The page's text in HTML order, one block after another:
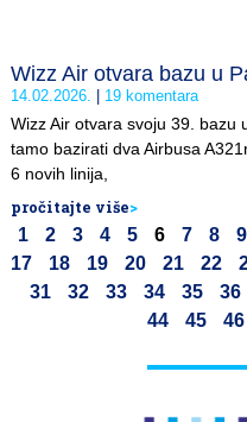
Wizz Air otvara bazu u
14.02.2026. 19 komentara
Wizz Air otvara svoju 39. bazu
tamo bazirati dva Airbusa
6 novih linija,
pročitajte više>
1 2 3 4 5 6 7 8 9
17
18 19 20 21 22
31
32 33 34 35 36
44
45 46